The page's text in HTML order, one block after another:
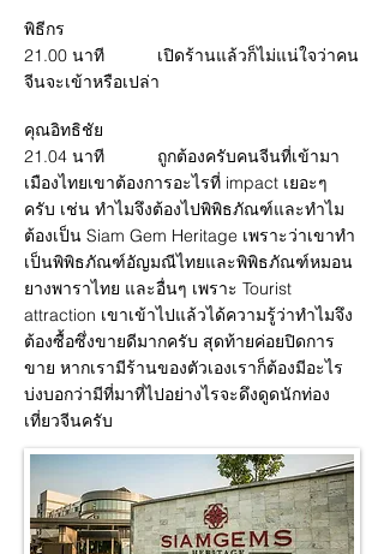
พิธีกร
21.00 นาที เปิดร้านแล้วก็ไม่แน่ใจว่าคน
จีนจะเข้าหรือเปล่า
คุณอิทธิชัย
21.04 นาที ถูกต้องครับคนจีนที่เข้ามา
เมืองไทยเขาต้องการอะไรที่ impact เยอะๆ
ครับ เช่น ทำไมจึงต้องไปพิพิธภัณฑ์และทำไม
ต้องเป็น Siam Gem Heritage เพราะว่าเขาทำ
เป็นพิพิธภัณฑ์อัญมณีไทยและพิพิธภัณฑ์หมอน
ยางพาราไทย และอื่นๆ เพราะ Tourist
attraction เขาเข้าไปแล้วได้ความรู้ว่าทำไมจึง
ต้องซื้อซึ่งขายดีมากครับ สุดท้ายค่อยปิดการ
ขาย หากเรามีร้านของตัวเองเราก็ต้องมีอะไร
บ่งบอกว่ามีที่มาที่ไปอย่างไรจะดึงดูดนักท่อง
เที่ยวจีนครับ